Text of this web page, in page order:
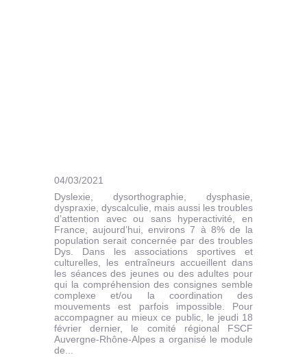
04/03/2021
Dyslexie, dysorthographie, dysphasie,
dyspraxie, dyscalculie, mais aussi les troubles
d’attention avec ou sans hyperactivité, en
France, aujourd’hui, environs 7 à 8% de la
population serait concernée par des troubles
Dys. Dans les associations sportives et
culturelles, les entraîneurs accueillent dans
les séances des jeunes ou des adultes pour
qui la compréhension des consignes semble
complexe et/ou la coordination des
mouvements est parfois impossible. Pour
accompagner au mieux ce public, le jeudi 18
février dernier, le comité régional FSCF
Auvergne-Rhône-Alpes a organisé le module
de...